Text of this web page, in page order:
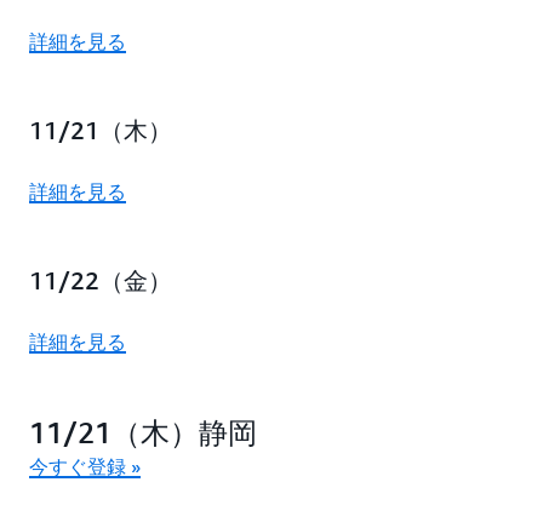
詳細を見る
11/21（木）
詳細を見る
11/22（金）
詳細を見る
11/21（木）静岡
今すぐ登録 »